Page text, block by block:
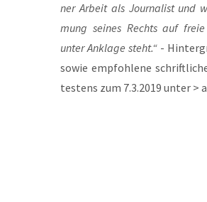
ner Arbeit als Jour­na­list und
mung sei­nes Rechts auf freie
unter Ankla­ge steht.“ -
sowie emp­foh­le­ne
tes­tens zum 7.3.2019 unter >